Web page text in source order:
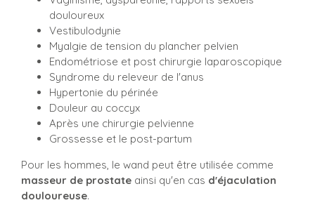
douloureux
Vestibulodynie
Myalgie de tension du plancher pelvien
Endométriose et post chirurgie laparoscopique
Syndrome du releveur de l'anus
Hypertonie du périnée
Douleur au coccyx
Après une chirurgie pelvienne
Grossesse et le post-partum
Pour les hommes, le wand peut être utilisée comme
masseur de prostate ainsi qu'en cas d'éjaculation
douloureuse.